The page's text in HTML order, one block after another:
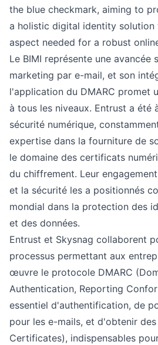
the blue checkmark, aiming to
a holistic digital identity solution
aspect needed for a robust
Le BIMI représente une
marketing par e-mail, et son
l'application du DMARC promet
à tous les niveaux. Entrust a été
sécurité numérique,
expertise dans la fourniture de
le domaine des certificats
du chiffrement. Leur
et la sécurité les a positionnés
mondial dans la protection des
et des données.
Entrust et Skysnag collaborent
processus permettant aux
œuvre le protocole DMARC
Authentication, Reporting
essentiel d'authentification, de
pour les e-mails, et d'obtenir
Certificates), indispensables